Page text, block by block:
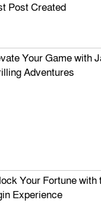
Post Created
Your Game with
Adventures
Your Fortune with
Experience